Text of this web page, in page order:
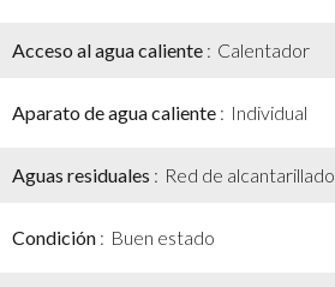
Acceso al agua caliente Calentador
Aparato de agua caliente Individual
Aguas residuales Red de alcantarillado
Condición Buen estado